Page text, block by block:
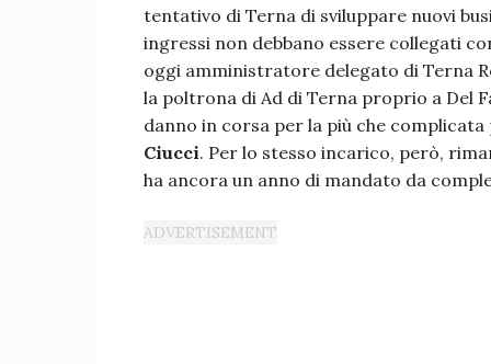
tentativo di Terna di sviluppare nuovi
ingressi non debbano essere collegati
oggi amministratore delegato di Terna
la poltrona di Ad di Terna proprio a Del
danno in corsa per la più che
Ciucci. Per lo stesso incarico, però,
ha ancora un anno di mandato da